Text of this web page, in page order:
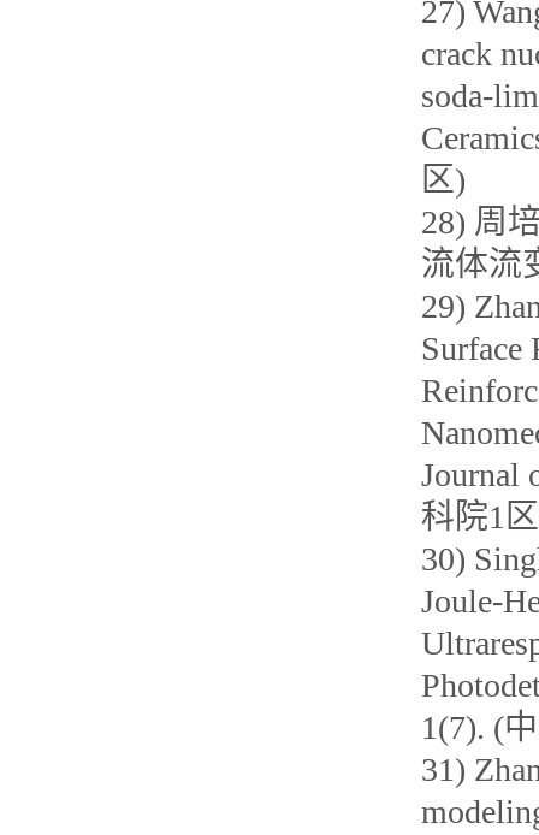
27)
crack
soda-
区)
28) 周
流体流
29)
Surface
Journal
科院1
30)
Joule-
1(7). (
31)